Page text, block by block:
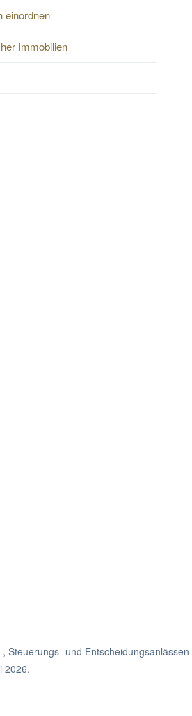
einordnen
Immobilien
Steuerungs- und